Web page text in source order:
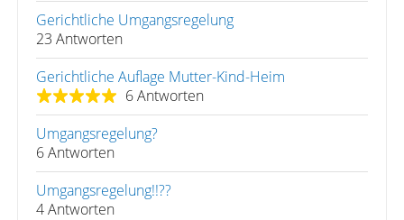
Gerichtliche Umgangsregelung
23 Antworten
Gerichtliche Auflage Mutter-Kind-Heim
6 Antworten
Umgangsregelung?
6 Antworten
Umgangsregelung!!??
4 Antworten